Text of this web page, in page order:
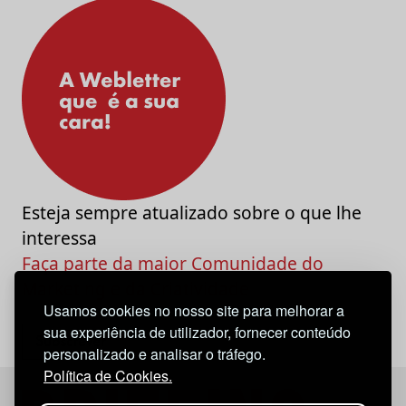
Usamos cookies no nosso site para melhorar a
sua experiência de utilizador, fornecer conteúdo
personalizado e analisar o tráfego.
Política de Cookies.
Esteja sempre atualizado sobre o que lhe
interessa
Faça parte da maior Comunidade do